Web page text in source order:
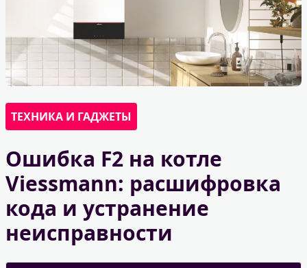
ТЕХНИКА И ГАДЖЕТЫ
Ошибка F2 на котле
Viessmann: расшифровка
кода и устранение
неисправности